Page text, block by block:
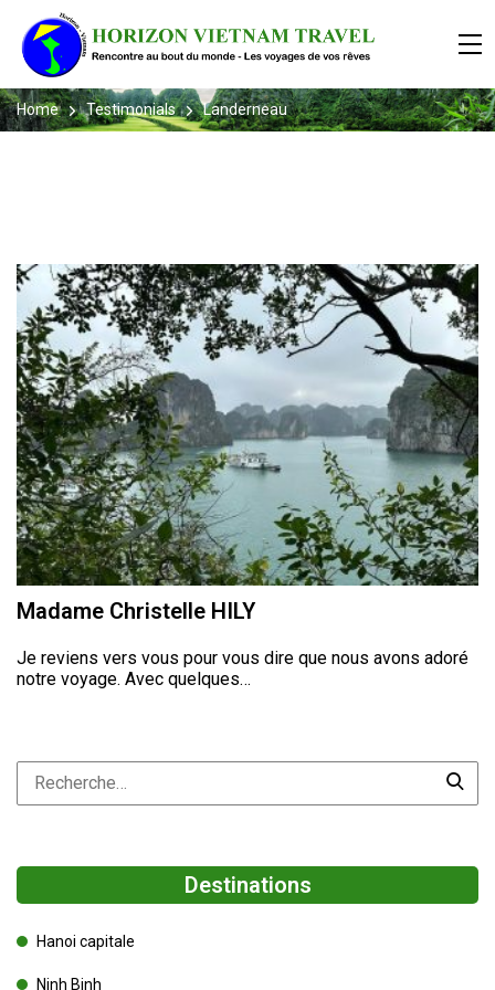
Home Testimonials Landerneau
Madame Christelle HILY
Je reviens vers vous pour vous dire que nous avons adoré
notre voyage. Avec quelques…
Destinations
Hanoi capitale
Ninh Binh